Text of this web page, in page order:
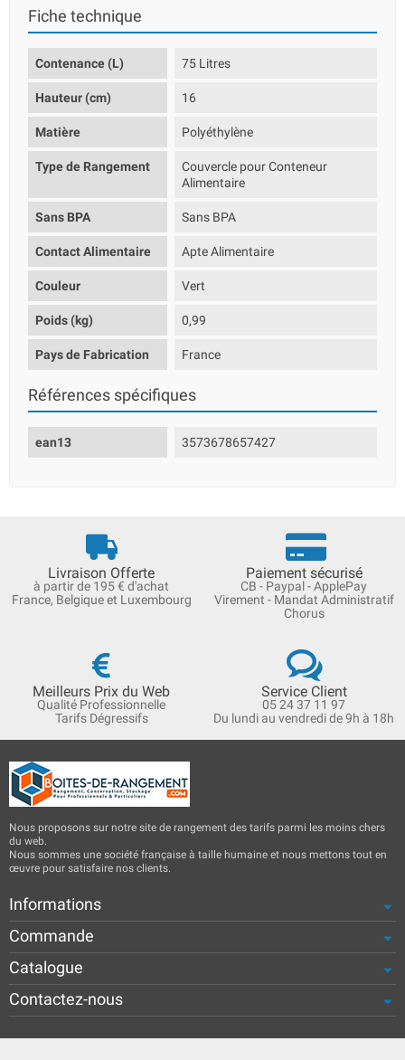
Fiche technique
Contenance (L) 75 Litres
Hauteur (cm) 16
Matière Polyéthylène
Type de Rangement
Couvercle pour Conteneur
Alimentaire
Sans BPA Sans BPA
Contact Alimentaire Apte Alimentaire
Couleur Vert
Poids (kg) 0,99
Pays de Fabrication France
Références spécifiques
ean13 3573678657427
Livraison Offerte
à partir de 195 € d'achat
France, Belgique et Luxembourg
Paiement sécurisé
CB - Paypal - ApplePay
Virement - Mandat Administratif
Chorus
Meilleurs Prix du Web
Qualité Professionnelle
Tarifs Dégressifs
Service Client
05 24 37 11 97
Du lundi au vendredi de 9h à 18h
Nous proposons sur notre site de rangement des tarifs parmi les moins chers
du web.
Nous sommes une société française à taille humaine et nous mettons tout en
œuvre pour satisfaire nos clients.
Informations
Commande
Catalogue
Contactez-nous